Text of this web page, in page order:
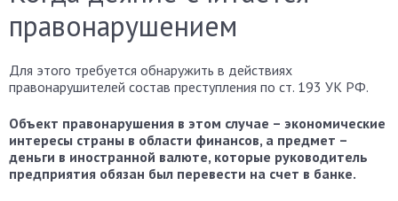
правонарушением
Для этого требуется обнаружить в действиях
правонарушителей состав преступления по ст. 193 УК РФ.
Объект правонарушения в этом случае – экономические
интересы страны в области финансов, а предмет –
деньги в иностранной валюте, которые руководитель
предприятия обязан был перевести на счет в банке.